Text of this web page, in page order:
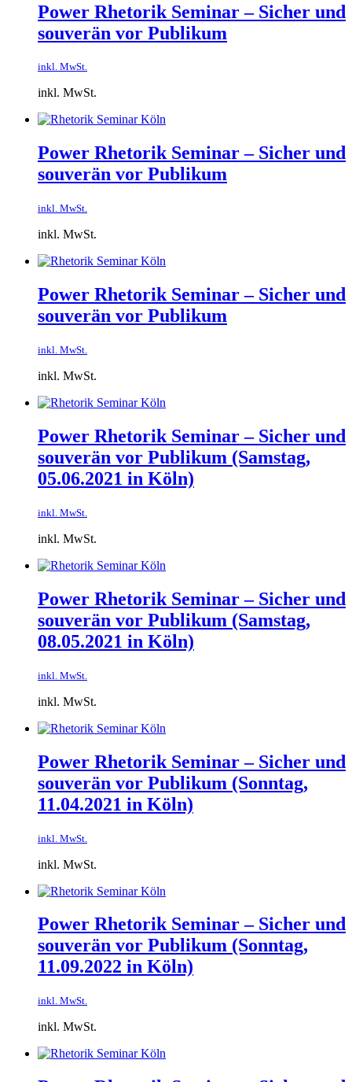
Power Rhetorik Seminar – Sicher und
souverän vor Publikum
inkl. MwSt.
inkl. MwSt.
Power Rhetorik Seminar – Sicher und
souverän vor Publikum
inkl. MwSt.
inkl. MwSt.
Power Rhetorik Seminar – Sicher und
souverän vor Publikum
inkl. MwSt.
inkl. MwSt.
Power Rhetorik Seminar – Sicher und
souverän vor Publikum (Samstag,
05.06.2021 in Köln)
inkl. MwSt.
inkl. MwSt.
Power Rhetorik Seminar – Sicher und
souverän vor Publikum (Samstag,
08.05.2021 in Köln)
inkl. MwSt.
inkl. MwSt.
Power Rhetorik Seminar – Sicher und
souverän vor Publikum (Sonntag,
11.04.2021 in Köln)
inkl. MwSt.
inkl. MwSt.
Power Rhetorik Seminar – Sicher und
souverän vor Publikum (Sonntag,
11.09.2022 in Köln)
inkl. MwSt.
inkl. MwSt.